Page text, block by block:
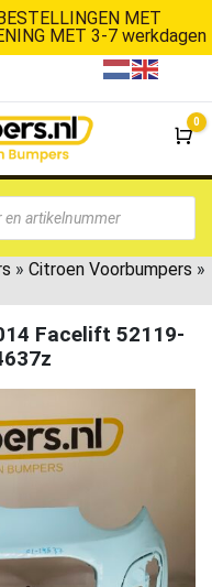
MET
MET 3-7 werkdagen
De
0
» Citroen Voorbumpers »
Facelift 52119-